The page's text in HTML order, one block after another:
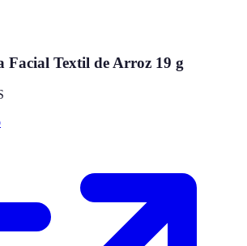
Textil de Arroz 19 g